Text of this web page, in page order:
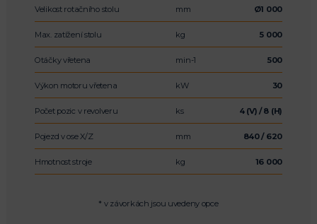
Velikost rotačního stolu mm Ø1 000
Max. zatížení stolu kg 5 000
Otáčky vřetena min-1 500
Výkon motoru vřetena kW 30
Počet pozic v revolveru ks 4 (V) / 8 (H)
Pojezd v ose X/Z mm 840 / 620
Hmotnost stroje kg 16 000
* v závorkách jsou uvedeny opce